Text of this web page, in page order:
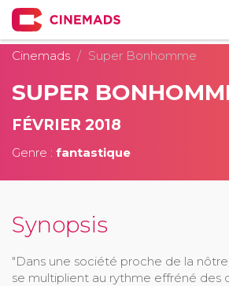
Cinemads
Super Bonhomme
SUPER
FÉVRIER 2018
Genre : fantastique
Synopsis
"Dans une société proche de la
se multiplient au rythme effréné des